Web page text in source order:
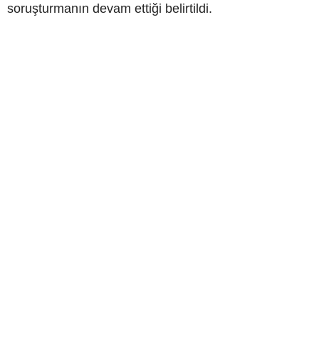
soruşturmanın devam ettiği belirtildi.